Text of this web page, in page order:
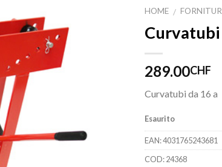
HOME /
289.00CHF
Curvatubi da 16 a
Esaurito
EAN:4031765243681
COD:24368